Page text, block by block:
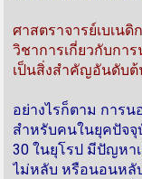
ศาสตราจารย์เบเน
วิชาการเกี่ยวกับกา
เป็นสิ่งสำคัญอันดับ
อย่างไรก็ตาม การน
สำหรับคนในยุคปัจ
30 ในยุโรป มีปัญหา
ไม่หลับ หรือนอนหลั